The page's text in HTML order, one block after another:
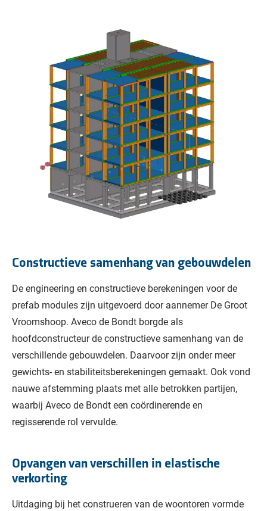
Constructieve samenhang van gebouwdelen
De engineering en constructieve berekeningen voor de
prefab modules zijn uitgevoerd door aannemer De Groot
Vroomshoop. Aveco de Bondt borgde als
hoofdconstructeur de constructieve samenhang van de
verschillende gebouwdelen. Daarvoor zijn onder meer
gewichts- en stabiliteitsberekeningen gemaakt. Ook vond
nauwe afstemming plaats met alle betrokken partijen,
waarbij Aveco de Bondt een coördinerende en
regisserende rol vervulde.
Opvangen van verschillen in elastische
verkorting
Uitdaging bij het construeren van de woontoren vormde